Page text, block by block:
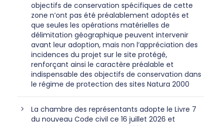
objectifs de conservation spécifiques de cette
zone n’ont pas été préalablement adoptés et
que seules les opérations matérielles de
délimitation géographique peuvent intervenir
avant leur adoption, mais non l’appréciation des
incidences du projet sur le site protégé,
renforçant ainsi le caractère préalable et
indispensable des objectifs de conservation dans
le régime de protection des sites Natura 2000
La chambre des représentants adopte le Livre 7
du nouveau Code civil ce 16 juillet 2026 et